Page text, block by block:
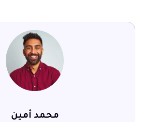
محمد أمين